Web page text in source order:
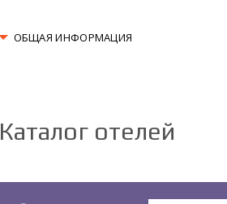
ОБЩАЯ ИНФОРМАЦИЯ
Каталог отелей